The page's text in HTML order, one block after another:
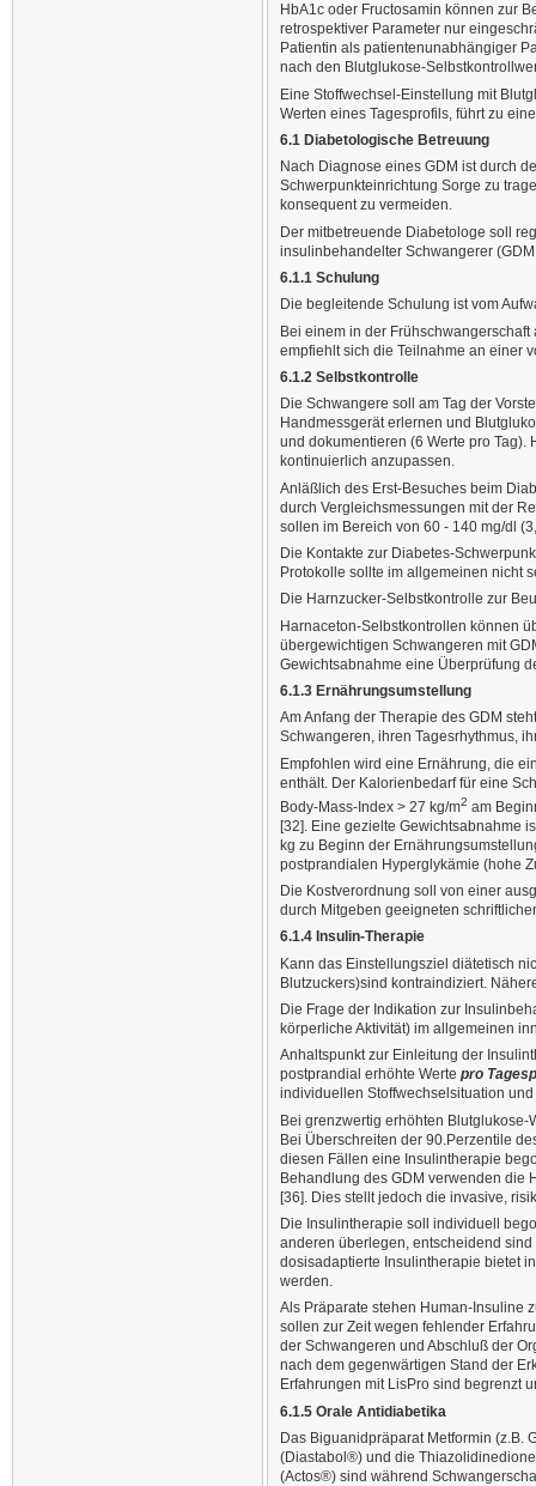
HbA1c oder Fructosamin können zur
retrospektiver Parameter nur
Patientin als patientenunabhängiger
nach den Blutglukose-
Eine Stoffwechsel-Einstellung mit
Werten eines Tagesprofils, führt zu
6.1 Diabetologische Betreuung
Nach Diagnose eines GDM ist durch
Schwerpunkteinrichtung Sorge zu
konsequent zu vermeiden.
Der mitbetreuende Diabetologe soll
insulinbehandelter Schwangerer
6.1.1 Schulung
Die begleitende Schulung ist vom
Bei einem in der
empfiehlt sich die Teilnahme an einer
6.1.2 Selbstkontrolle
Die Schwangere soll am Tag der
Handmessgerät erlernen und
und dokumentieren (6 Werte pro Tag).
kontinuierlich anzupassen.
Anläßlich des Erst-Besuches beim
durch Vergleichsmessungen mit der
sollen im Bereich von 60 - 140 mg/dl
Die Kontakte zur Diabetes-
Protokolle sollte im allgemeinen nicht
Die Harnzucker-Selbstkontrolle zur
Harnaceton-Selbstkontrollen können
übergewichtigen Schwangeren mit
Gewichtsabnahme eine Überprüfung
6.1.3 Ernährungsumstellung
Am Anfang der Therapie des GDM
Schwangeren, ihren Tagesrhythmus,
Empfohlen wird eine Ernährung, die
enthält. Der Kalorienbedarf für eine
Body-Mass-Index > 27 kg/m2 am
[32]. Eine gezielte Gewichtsabnahme
kg zu Beginn der
postprandialen Hyperglykämie (hohe
Die Kostverordnung soll von einer
durch Mitgeben geeigneten
6.1.4 Insulin-Therapie
Kann das Einstellungsziel diätetisch
Blutzuckers)sind kontraindiziert.
Die Frage der Indikation zur
körperliche Aktivität) im allgemeinen
Anhaltspunkt zur Einleitung der
postprandial erhöhte Werte pro
individuellen Stoffwechselsituation
Bei grenzwertig erhöhten
Bei Überschreiten der 90.Perzentile
diesen Fällen eine Insulintherapie
Behandlung des GDM verwenden die
[36]. Dies stellt jedoch die invasive,
Die Insulintherapie soll individuell
anderen überlegen, entscheidend
dosisadaptierte Insulintherapie bietet
werden.
Als Präparate stehen Human-Insuline
sollen zur Zeit wegen fehlender
der Schwangeren und Abschluß der
nach dem gegenwärtigen Stand der
Erfahrungen mit LisPro sind begrenzt
6.1.5 Orale Antidiabetika
Das Biguanidpräparat Metformin (z.B.
(Diastabol®) und die
(Actos®) sind während